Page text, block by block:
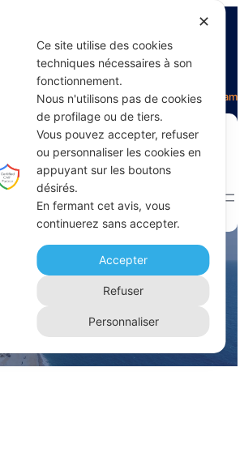
du voyage
FacebookTwitterInstagram
du monde
Home
✕
Ce site utilise des cookies
techniques nécessaires à son
fonctionnement.
Nous n'utilisons pas de cookies
de profilage ou de tiers.
Vous pouvez accepter, refuser
ou personnaliser les cookies en
appuyant sur les boutons
désirés.
En fermant cet avis, vous
continuerez sans accepter.
Accepter
Refuser
Personnaliser